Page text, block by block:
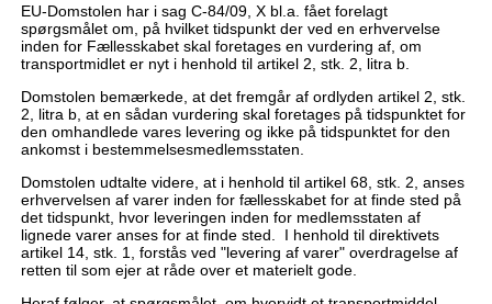
EU-Domstolen har i sag C-84/09, X bl.a. fået forelagt
spørgsmålet om, på hvilket tidspunkt der ved en erhvervelse
inden for Fællesskabet skal foretages en vurdering af, om
transportmidlet er nyt i henhold til artikel 2, stk. 2, litra b.
Domstolen bemærkede, at det fremgår af ordlyden artikel 2, stk.
2, litra b, at en sådan vurdering skal foretages på tidspunktet for
den omhandlede vares levering og ikke på tidspunktet for den
ankomst i bestemmelsesmedlemsstaten.
Domstolen udtalte videre, at i henhold til artikel 68, stk. 2, anses
erhvervelsen af varer inden for fællesskabet for at finde sted på
det tidspunkt, hvor leveringen inden for medlemsstaten af
lignede varer anses for at finde sted. I henhold til direktivets
artikel 14, stk. 1, forstås ved "levering af varer" overdragelse af
retten til som ejer at råde over et materielt gode.